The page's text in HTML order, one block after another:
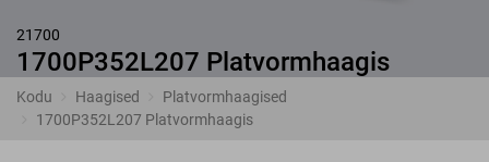
21700
1700P352L207 Platvormhaagis
Kodu Haagised
Platvormhaagised
1700P352L207 Platvormhaagis